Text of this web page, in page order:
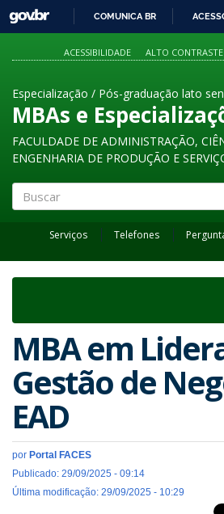
PARA
O
GOVBR
COMUNICA BR
ACESSIBILIDADE ALTO CONTRASTE
Especialização / Pós-graduação lato
MBAs e
FACULDADE DE ADMINISTRAÇÃO,
ENGENHARIA DE PRODUÇÃO E
Serviços Telefones
MBA em
Gestão de
EAD
por Portal FACES
Publicado: 29/09/2025 - 09:14
Última modificação: 29/09/2025 - 10:29